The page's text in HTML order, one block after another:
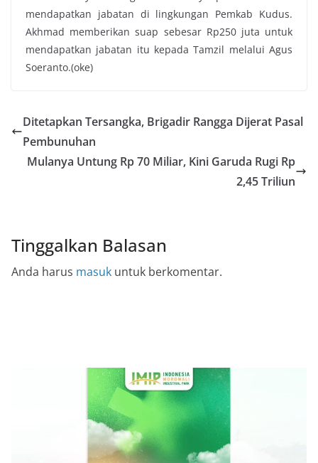
mendapatkan jabatan di lingkungan Pemkab Kudus.
Akhmad memberikan suap sebesar Rp250 juta untuk
mendapatkan jabatan itu kepada Tamzil melalui Agus
Soeranto.(oke)
Ditetapkan Tersangka, Brigadir Rangga Dijerat Pasal
Pembunuhan
Mulanya Untung Rp 70 Miliar, Kini Garuda Rugi Rp
2,45 Triliun
Tinggalkan Balasan
Anda harus masuk untuk berkomentar.